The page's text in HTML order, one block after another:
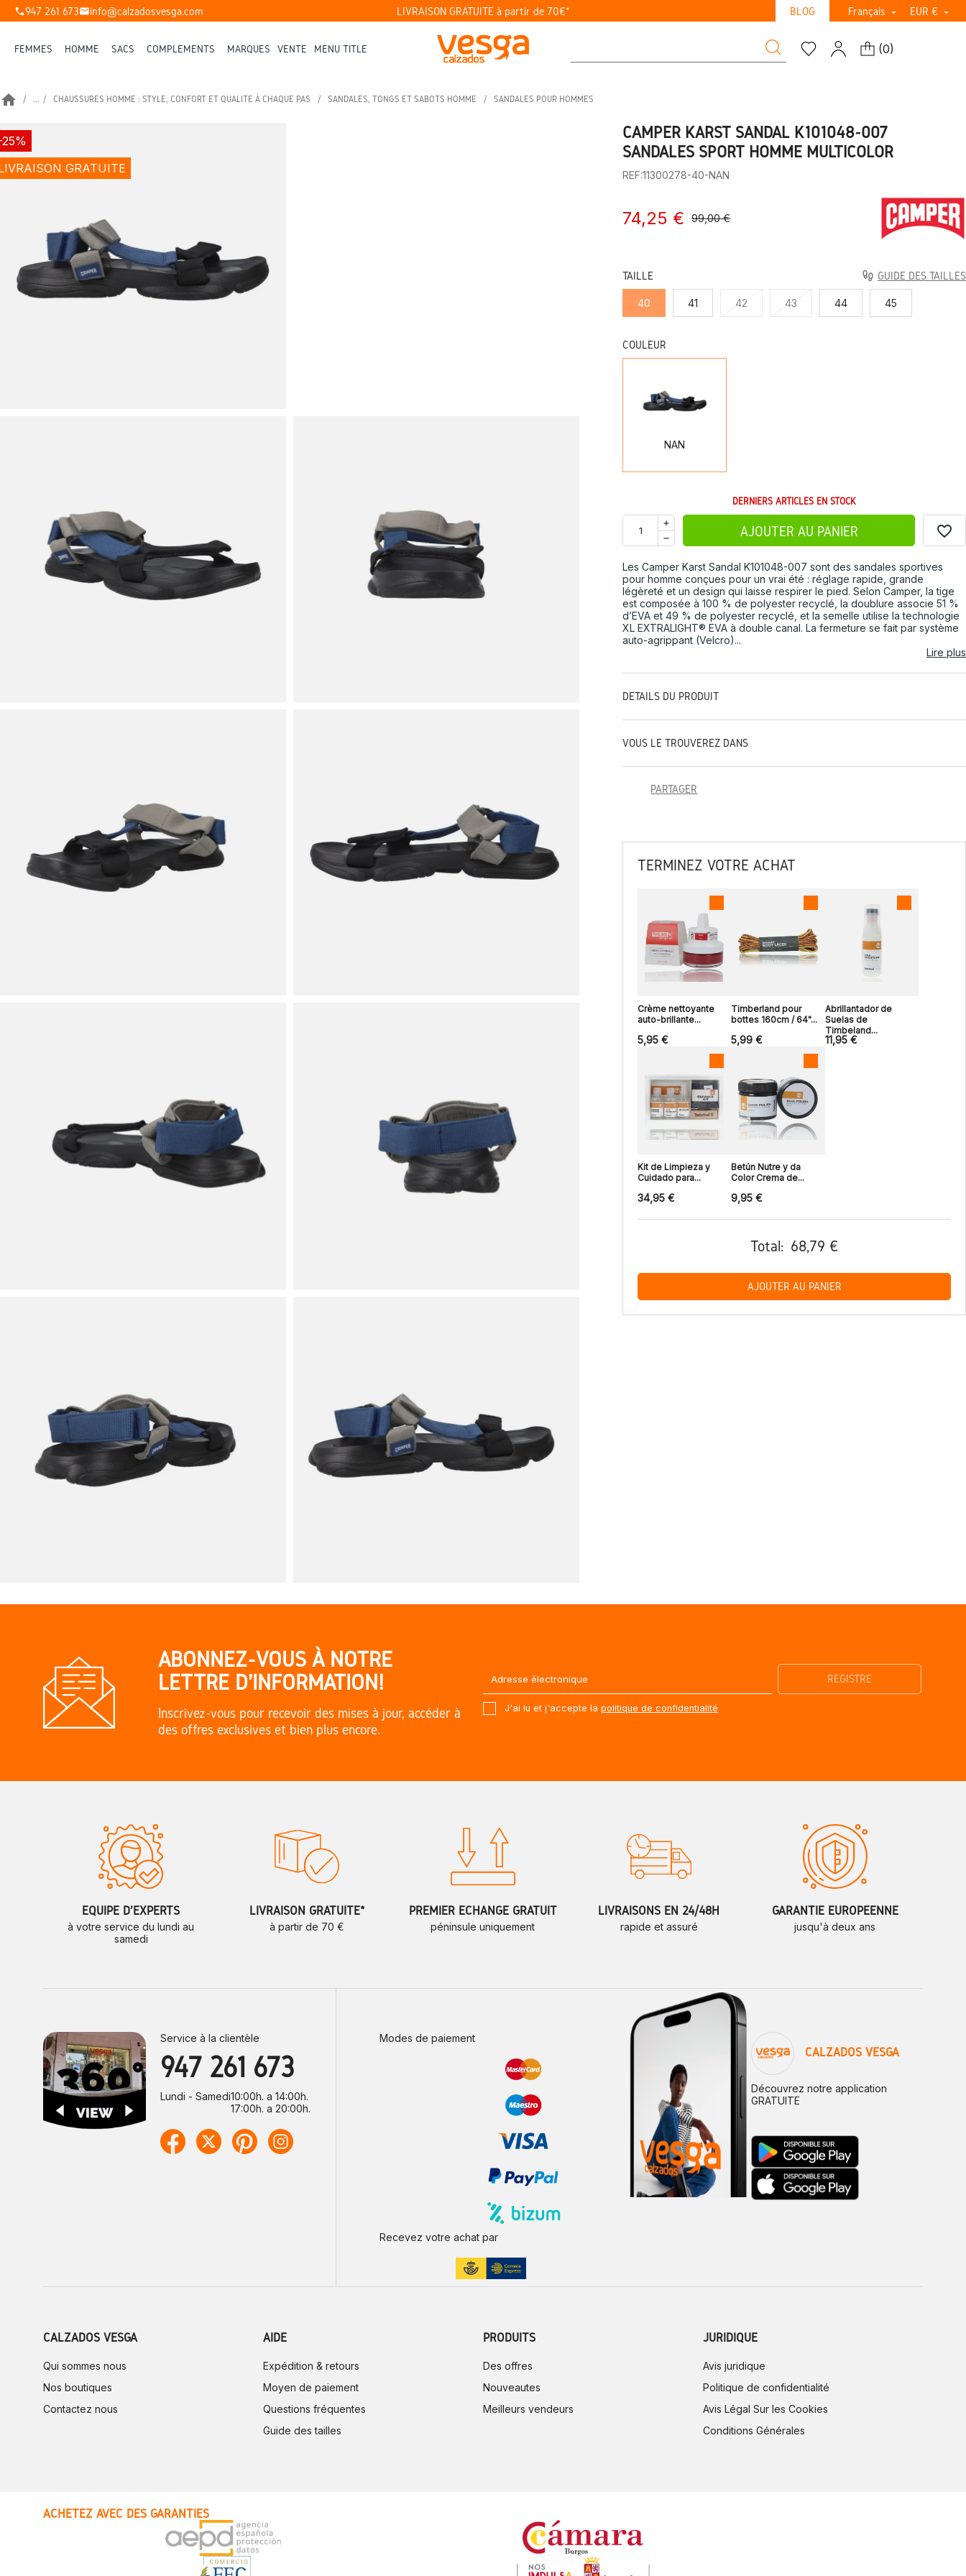
phone947 261 673mailinfo@calzadosvesga.com LIVRAISON GRATUITE à partir de 70€* BLOG Français  EUR € 
FEMMES HOMME SACS COMPLÉMENTS MARQUES VENTE MENU TITLE (0)
home ... CHAUSSURES HOMME : STYLE, CONFORT ET QUALITÉ À CHAQUE PAS SANDALES, TONGS ET SABOTS HOMME SANDALES POUR HOMMES
GRATUITE
CAMPER KARST SANDAL K101048-007
SANDALES SPORT HOMME MULTICOLOR
REF:11300278-40-NAN
74,25 € 99,00 €
TAILLE GUIDE DES TAILLES
40 41 42 43 44 45
COULEUR
NAN
DERNIERS ARTICLES EN STOCK
AJOUTER AU PANIER favorite_border
Les Camper Karst Sandal K101048-007 sont des sandales sportives
pour homme conçues pour un vrai été : réglage rapide, grande
légèreté et un design qui laisse respirer le pied. Selon Camper, la tige
est composée à 100 % de polyester recyclé, la doublure associe 51 %
d’EVA et 49 % de polyester recyclé, et la semelle utilise la technologie
XL EXTRALIGHT® EVA à double canal. La fermeture se fait par système
auto-agrippant (Velcro)...
Lire plus
DÉTAILS DU PRODUIT
VOUS LE TROUVEREZ DANS
PARTAGER
TERMINEZ VOTRE ACHAT
Crème nettoyante
auto-brillante...
5,95 €
Timberland pour
bottes 160cm / 64"...
5,99 €
Abrillantador de
Suelas de
Timbeland...
11,95 €
Kit de Limpieza y
Cuidado para...
34,95 €
Betún Nutre y da
Color Crema de...
9,95 €
Total: 68,79 €
AJOUTER AU PANIER
ABONNEZ-VOUS À NOTRE
LETTRE D'INFORMATION!
Inscrivez-vous pour recevoir des mises à jour, accéder à
des offres exclusives et bien plus encore.
J'ai lu et j'accepte la politique de confidentialité
ÉQUIPE D'EXPERTS
à votre service du lundi au
samedi
LIVRAISON GRATUITE*
à partir de 70 €
PREMIER ÉCHANGE GRATUIT
péninsule uniquement
LIVRAISONS EN 24/48H
rapide et assuré
GARANTIE EUROPÉENNE
jusqu'à deux ans
Service à la clientèle
947 261 673
Lundi - Samedi10:00h. a 14:00h.
17:00h. a 20:00h.
Modes de paiement
Recevez votre achat par
CALZADOS VESGA
Découvrez notre application
GRATUITE
CALZADOS VESGA
Qui sommes nous
Nos boutiques
Contactez nous
AIDE
Expédition & retours
Moyen de paiement
Questions fréquentes
Guide des tailles
PRODUITS
Des offres
Nouveautes
Meilleurs vendeurs
JURIDIQUE
Avis juridique
Politique de confidentialité
Avis Légal Sur les Cookies
Conditions Générales
ACHETEZ AVEC DES GARANTIES